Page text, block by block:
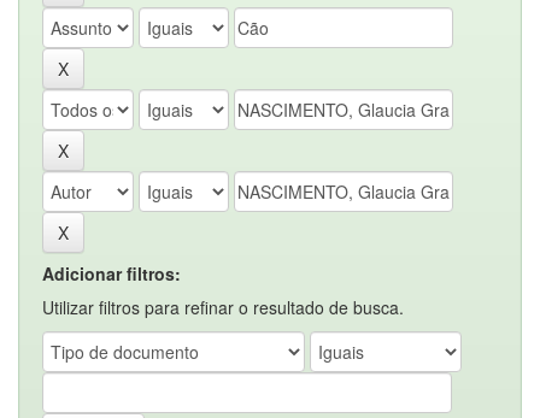
Adicionar filtros:
Utilizar filtros para refinar o resultado de busca.